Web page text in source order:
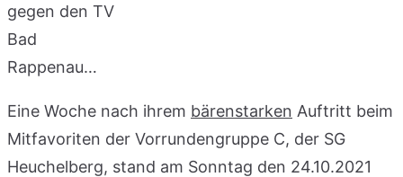
gegen den TV
Bad
Rappenau…
Eine Woche nach ihrem bärenstarken Auftritt beim
Mitfavoriten der Vorrundengruppe C, der SG
Heuchelberg, stand am Sonntag den 24.10.2021